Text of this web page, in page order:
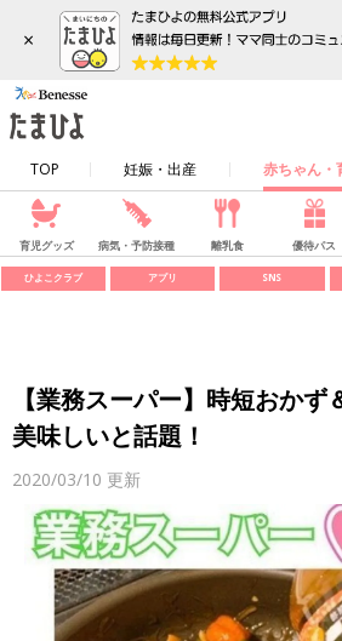
×
TOP 妊娠・出産 赤ちゃん・
育児グッズ 病気・予防接種 離乳食 優待パス
ひよこクラブ アプリ SNS
【業務スーパー】時短おか
美味しいと話題！
2020/03/10 更新